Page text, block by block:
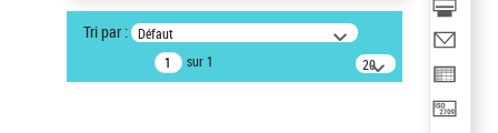
ne s'applique pas
Sauvegarder votre recherche
Tri par : Défaut
sur 1
20
résultats/page